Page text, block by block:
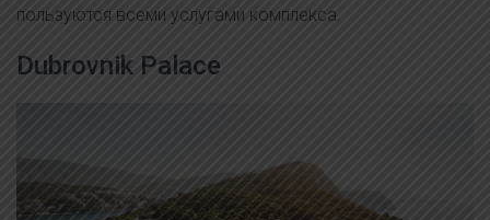
пользуются всеми услугами комплекса.
Dubrovnik Palace